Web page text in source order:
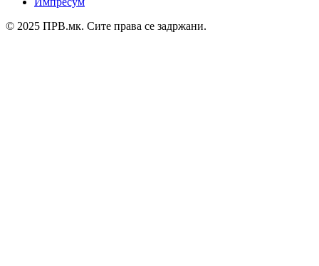
© 2025 ПРВ.мк. Сите права се задржани.